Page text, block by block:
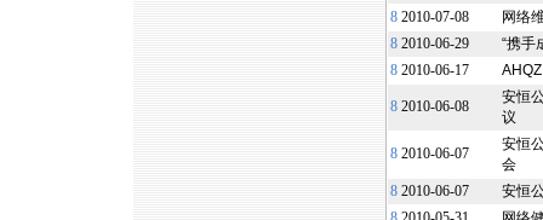
8 2010-07-08
网络
8 2010-06-29
“携手
8 2010-06-17
8 2010-06-08
安恒
议
8 2010-06-07
安恒
会
8 2010-06-07
安恒